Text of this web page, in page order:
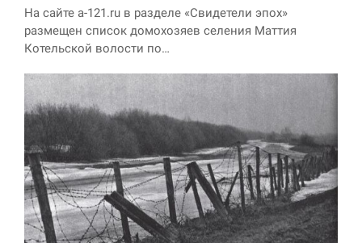
На сайте a-121.ru в разделе «Свидетели эпох»
размещен список домохозяев селения Маттия
Котельской волости по…